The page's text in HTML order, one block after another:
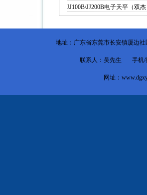
JJ100B/JJ200B电子天平（双
地址：广东省东莞市长安镇厦边
联系人：吴先生 手机/
网址：